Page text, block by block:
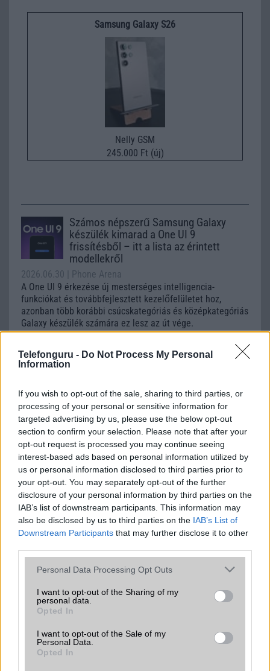
Telefonguru - Do Not Process My Personal
Information
If you wish to opt-out of the sale, sharing to third parties, or
processing of your personal or sensitive information for
targeted advertising by us, please use the below opt-out
section to confirm your selection. Please note that after your
opt-out request is processed you may continue seeing
interest-based ads based on personal information utilized by
us or personal information disclosed to third parties prior to
your opt-out. You may separately opt-out of the further
disclosure of your personal information by third parties on the
IAB’s list of downstream participants. This information may
also be disclosed by us to third parties on the IAB’s List of
Downstream Participants that may further disclose it to other
Please note that this website/app uses one or more Google
not limited to your visit or usage behaviour. You may click to
grant or deny consent to Google and its third-party tags to
use your data for below specified purposes in below Google
consent section.
Personal Data Processing Opt Outs
I want to opt-out of the Sharing of my
personal data.
Opted In
I want to opt-out of the Sale of my
Personal Data.
Opted In
Samsung Galaxy S26
Nelly GSM
245.000 Ft (új)
Számos népszerű Samsung Galaxy
készülék kimarad a One UI 9
frissítésből – itt a lista az érintett
modellekről
2026.06.30
| Phone Arena
A One UI 9 érkezése új mesterséges intelligencia-
funkciókat és továbbfejlesztett kezelőfelületet hoz,
azonban több korábbi csúcskategóriás és középkategóriás
Galaxy készülék számára ez lesz az út vége.
iPhone 18 bemutató dátum - ekkor
rántja le a leplet az Apple az új
csúcsmobilokról
2026.06.29
| Phone Arena
A szeptemberi eseményen az iPhone 18 Pro modellek
mellett a régóta pletykált hajlítható iPhone Ultra is
bemutatkozhat, miközben az áremelésekről szóló
találgatások továbbra is beárnyékolják a rajtot.
Az Android rejtett automatizmusai: hat
funkció, amely észrevétlenül könnyíti
meg a mindennapokat
2026.06.14| Android Police
Sok felhasználó külön alkalmazásokra esküszik, pedig az
Android már évek óta olyan intelligens funkciókat kínál,
amelyek maguktól dolgoznak a háttérben.
Ez a rejtett Samsung funkció teljesen
sokan mégsem tudnak róla
2026.07.12
jelentősen felgyorsítja a mindennapi használatot,
miközben a Pixel telefonokból továbbra is hiányzik.